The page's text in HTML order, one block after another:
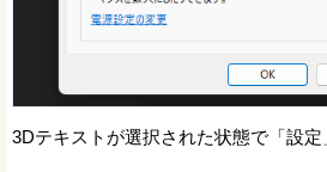
3Dテキストが選択された状態で「設定